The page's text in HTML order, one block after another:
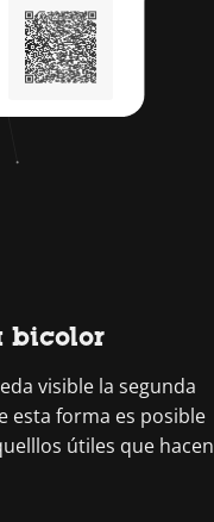
bicolor
visible la segunda
esta forma es posible
útiles que hacen